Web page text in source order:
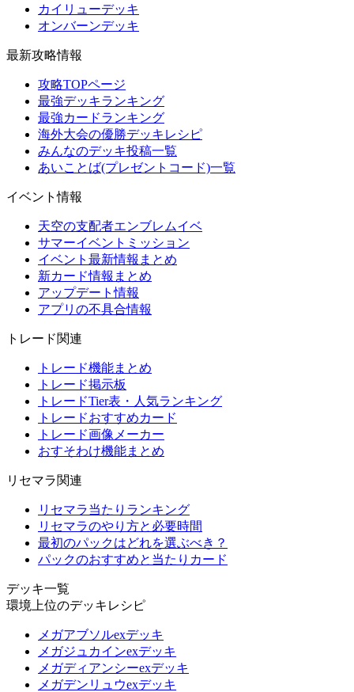
カイリューデッキ
オンバーンデッキ
最新攻略情報
攻略TOPページ
最強デッキランキング
最強カードランキング
海外大会の優勝デッキレシピ
みんなのデッキ投稿一覧
あいことば(プレゼントコード)一覧
イベント情報
天空の支配者エンブレムイベ
サマーイベントミッション
イベント最新情報まとめ
新カード情報まとめ
アップデート情報
アプリの不具合情報
トレード関連
トレード機能まとめ
トレード掲示板
トレードTier表・人気ランキング
トレードおすすめカード
トレード画像メーカー
おすそわけ機能まとめ
リセマラ関連
リセマラ当たりランキング
リセマラのやり方と必要時間
最初のパックはどれを選ぶべき？
パックのおすすめと当たりカード
デッキ一覧
環境上位のデッキレシピ
メガアブソルexデッキ
メガジュカインexデッキ
メガディアンシーexデッキ
メガデンリュウexデッキ